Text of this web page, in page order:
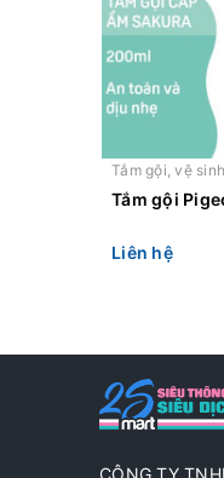
Tắm gội, vệ sinh
Tắm gội
Liên hệ
CÔNG TY